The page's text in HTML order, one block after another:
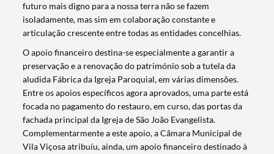
futuro mais digno para a nossa terra não se fazem
isoladamente, mas sim em colaboração constante e
articulação crescente entre todas as entidades concelhias.
O apoio financeiro destina-se especialmente a garantir a
preservação e a renovação do património sob a tutela da
aludida Fábrica da Igreja Paroquial, em várias dimensões.
Entre os apoios específicos agora aprovados, uma parte está
focada no pagamento do restauro, em curso, das portas da
fachada principal da Igreja de São João Evangelista.
Complementarmente a este apoio, a Câmara Municipal de
Vila Viçosa atribuíu, ainda, um apoio financeiro destinado à